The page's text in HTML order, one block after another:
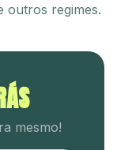
outros regimes.
mesmo!